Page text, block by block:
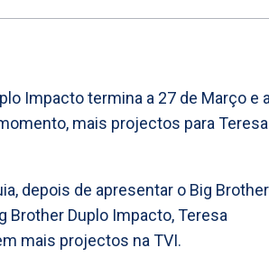
Impacto termina a 27 de Março e
mais projectos para Teresa
depois de apresentar o Big
Brother Duplo Impacto, Teresa
mais projectos na TVI.